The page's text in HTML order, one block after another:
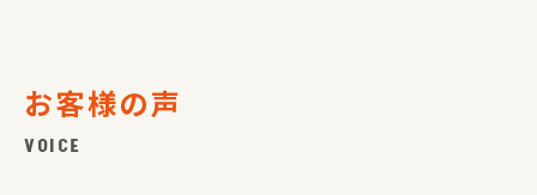
お客様の声
VOICE